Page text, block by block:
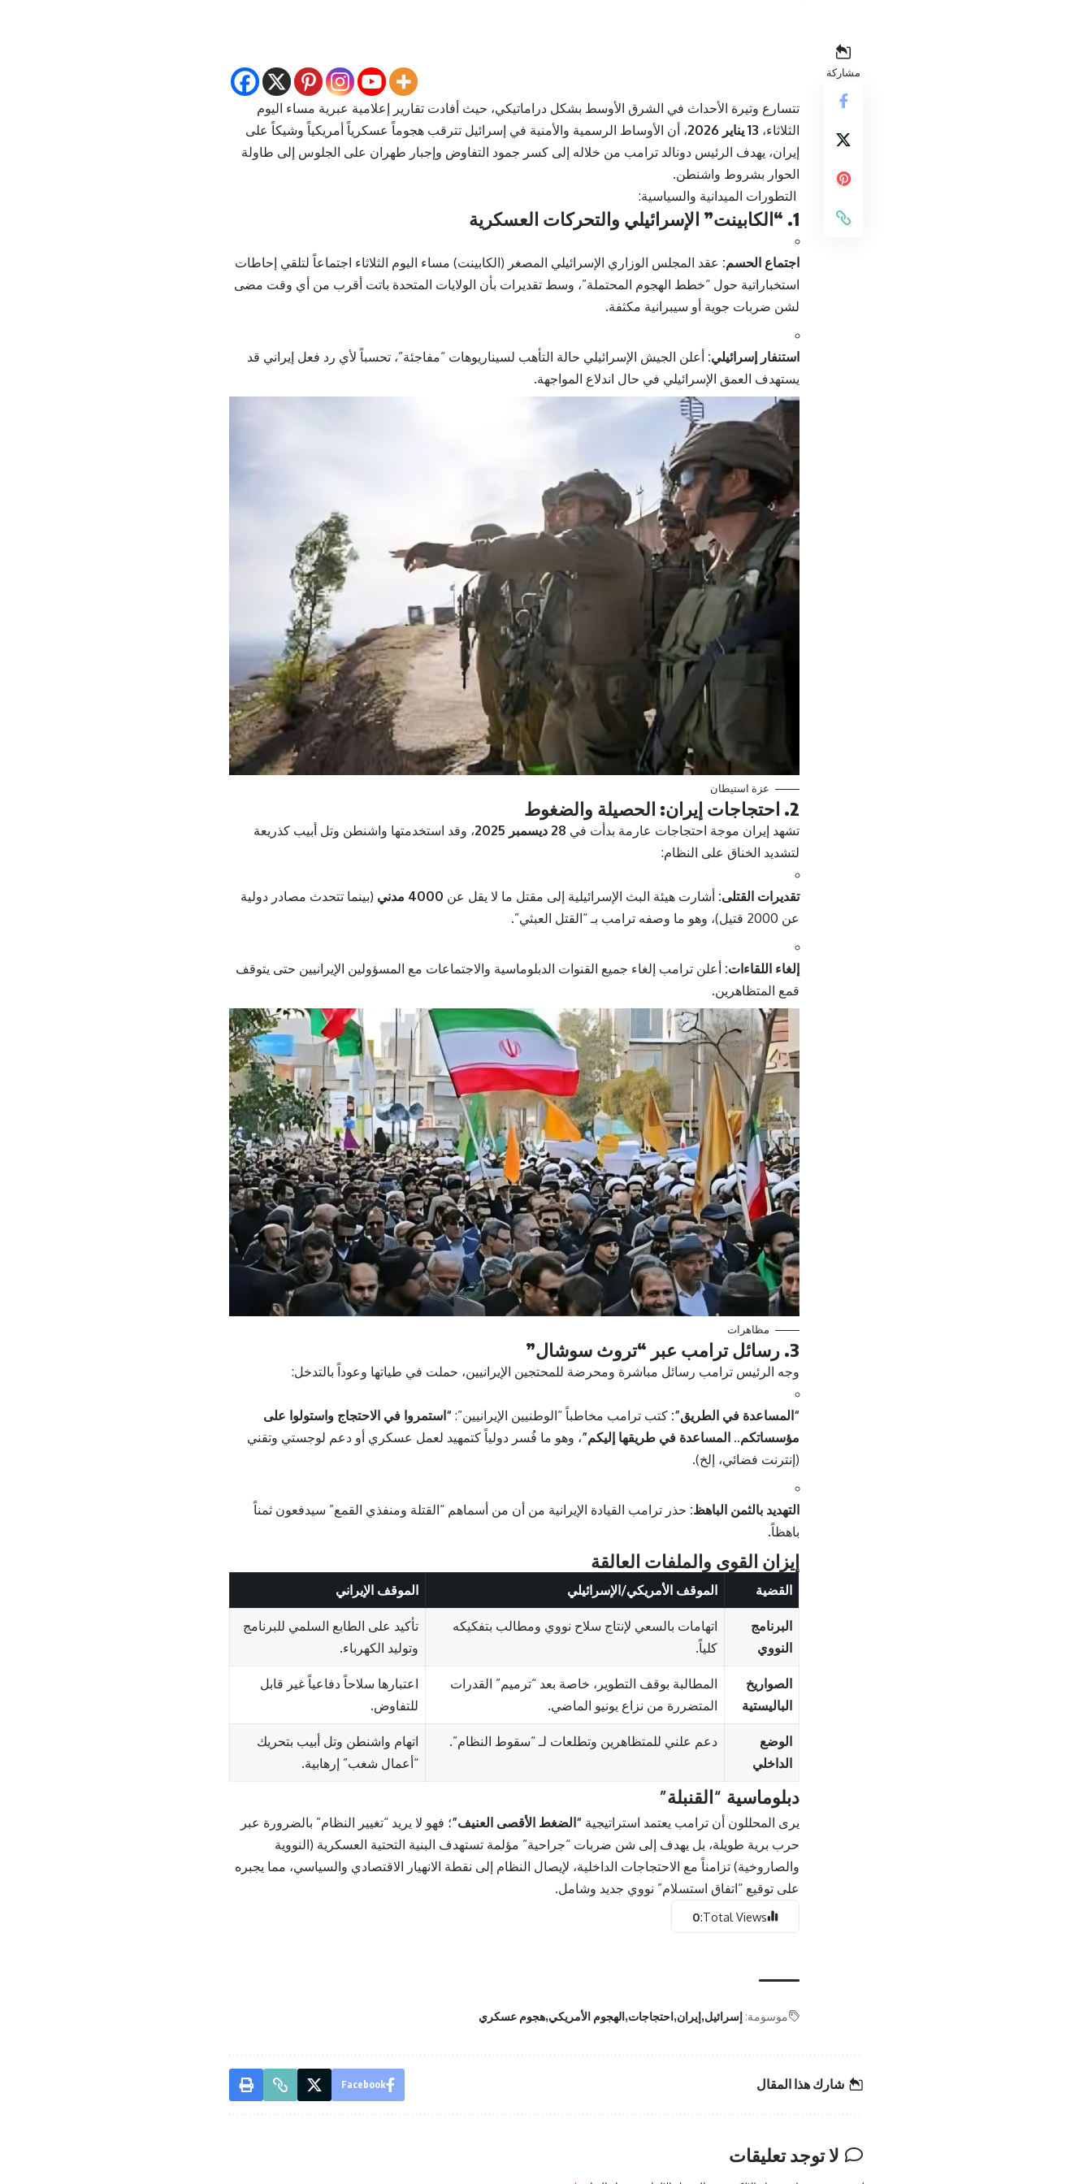
مشاركة
تتسارع وتيرة الأحداث في الشرق الأوسط بشكل دراماتيكي، حيث أفادت تقارير إعلامية عبرية مساء اليوم
الثلاثاء، 13 يناير 2026
، أن الأوساط الرسمية والأمنية في إسرائيل تترقب هجوماً عسكرياً أمريكياً وشيكاً على
إيران، يهدف الرئيس دونالد ترامب من خلاله إلى كسر جمود التفاوض وإجبار طهران على الجلوس إلى طاولة
الحوار بشروط واشنطن.
التطورات الميدانية والسياسية:
1. “الكابينت” الإسرائيلي والتحركات العسكرية
اجتماع الحسم: عقد المجلس الوزاري الإسرائيلي المصغر (الكابينت) مساء اليوم الثلاثاء اجتماعاً لتلقي إحاطات
استخباراتية حول “خطط الهجوم المحتملة”، وسط تقديرات بأن الولايات المتحدة باتت أقرب من أي وقت مضى
لشن ضربات جوية أو سيبرانية مكثفة.
استنفار إسرائيلي: أعلن الجيش الإسرائيلي حالة التأهب لسيناريوهات “مفاجئة”، تحسباً لأي رد فعل إيراني قد
يستهدف العمق الإسرائيلي في حال اندلاع المواجهة.
عزة استيطان
2. احتجاجات إيران: الحصيلة والضغوط
تشهد إيران موجة احتجاجات عارمة بدأت في 28 ديسمبر 2025
، وقد استخدمتها واشنطن وتل أبيب كذريعة
لتشديد الخناق على النظام:
تقديرات القتلى: أشارت هيئة البث الإسرائيلية إلى مقتل ما لا يقل عن 4000 مدني
(بينما تتحدث مصادر دولية
عن 2000 قتيل)، وهو ما وصفه ترامب بـ “القتل العبثي”.
إلغاء اللقاءات: أعلن ترامب إلغاء جميع القنوات الدبلوماسية والاجتماعات مع المسؤولين الإيرانيين حتى يتوقف
قمع المتظاهرين.
مظاهرات
3. رسائل ترامب عبر “تروث سوشال”
وجه الرئيس ترامب رسائل مباشرة ومحرضة للمحتجين الإيرانيين، حملت في طياتها وعوداً بالتدخل:
“المساعدة في الطريق”: كتب ترامب مخاطباً “الوطنيين الإيرانيين”: “استمروا في الاحتجاج واستولوا على
مؤسساتكم.. المساعدة في طريقها إليكم”، وهو ما فُسر دولياً كتمهيد لعمل عسكري أو دعم لوجستي وتقني
(إنترنت فضائي، إلخ).
التهديد بالثمن الباهظ: حذر ترامب القيادة الإيرانية من أن من أسماهم “القتلة ومنفذي القمع” سيدفعون ثمناً
باهظاً.
إيزان القوى والملفات العالقة
القضية الموقف الأمريكي/الإسرائيلي الموقف الإيراني
البرنامج
النووي
اتهامات بالسعي لإنتاج سلاح نووي ومطالب بتفكيكه
كلياً.
تأكيد على الطابع السلمي للبرنامج
وتوليد الكهرباء.
الصواريخ
الباليستية
المطالبة بوقف التطوير، خاصة بعد “ترميم” القدرات
المتضررة من نزاع يونيو الماضي.
اعتبارها سلاحاً دفاعياً غير قابل
للتفاوض.
الوضع
الداخلي
دعم علني للمتظاهرين وتطلعات لـ “سقوط النظام”.
اتهام واشنطن وتل أبيب بتحريك
“أعمال شغب” إرهابية.
دبلوماسية “القنبلة”
يرى المحللون أن ترامب يعتمد استراتيجية “الضغط الأقصى العنيف”؛ فهو لا يريد “تغيير النظام” بالضرورة عبر
حرب برية طويلة، بل يهدف إلى شن ضربات “جراحية” مؤلمة تستهدف البنية التحتية العسكرية (النووية
والصاروخية) تزامناً مع الاحتجاجات الداخلية، لإيصال النظام إلى نقطة الانهيار الاقتصادي والسياسي، مما يجبره
على توقيع “اتفاق استسلام” نووي جديد وشامل.
Total Views:
0
موسومة: إسرائيل إيران احتجاجات الهجوم الأمريكي هجوم عسكري
شارك هذا المقال Facebook
لا توجد تعليقات